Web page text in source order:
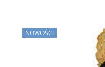
NOWOŚCI